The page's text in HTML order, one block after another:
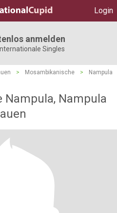
Login
anmelden
Singles
> Mosambikanische >
Nampula
Nampula, Nampula